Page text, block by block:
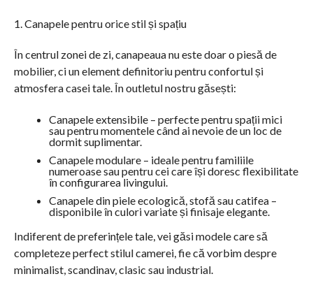
1. Canapele pentru orice stil și spațiu
În centrul zonei de zi, canapeaua nu este doar o piesă de
mobilier, ci un element definitoriu pentru confortul și
atmosfera casei tale. În outletul nostru găsești:
Canapele extensibile – perfecte pentru spații mici
sau pentru momentele când ai nevoie de un loc de
dormit suplimentar.
Canapele modulare – ideale pentru familiile
numeroase sau pentru cei care își doresc flexibilitate
în configurarea livingului.
Canapele din piele ecologică, stofă sau catifea –
disponibile în culori variate și finisaje elegante.
Indiferent de preferințele tale, vei găsi modele care să
completeze perfect stilul camerei, fie că vorbim despre
minimalist, scandinav, clasic sau industrial.